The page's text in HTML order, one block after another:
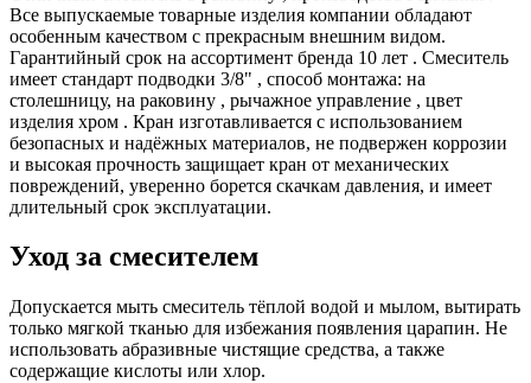
Все выпускаемые товарные изделия компании обладают
особенным качеством с прекрасным внешним видом.
Гарантийный срок на ассортимент бренда 10 лет . Смеситель
имеет стандарт подводки 3/8" , способ монтажа: на
столешницу, на раковину , рычажное управление , цвет
изделия хром . Кран изготавливается с использованием
безопасных и надёжных материалов, не подвержен коррозии
и высокая прочность защищает кран от механических
повреждений, уверенно борется скачкам давления, и имеет
длительный срок эксплуатации.
Уход за смесителем
Допускается мыть смеситель тёплой водой и мылом, вытирать
только мягкой тканью для избежания появления царапин. Не
использовать абразивные чистящие средства, а также
содержащие кислоты или хлор.